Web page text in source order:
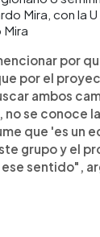
Mira, con la
por
por el
ambos
se conoce
que 'es un
grupo y el
sentido",